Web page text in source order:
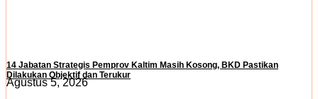
14 Jabatan Strategis Pemprov Kaltim Masih Kosong, BKD Pastikan
Dilakukan Objektif dan Terukur
Agustus 5, 2026